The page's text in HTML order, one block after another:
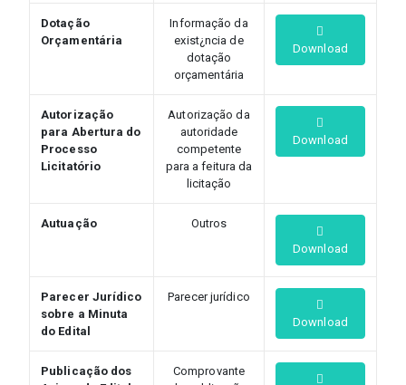
Dotação
Orçamentária
Informação da
exist¿ncia de
dotação
orçamentária
Download
Autorização
para Abertura do
Processo
Licitatório
Autorização da
autoridade
competente
para a feitura da
licitação
Download
Autuação
Outros
Download
Parecer Jurídico
sobre a Minuta
do Edital
Parecer jurídico
Download
Publicação dos
Comprovante